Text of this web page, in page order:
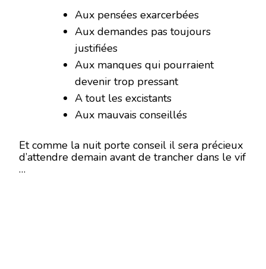
Aux pensées exarcerbées
Aux demandes pas toujours
justifiées
Aux manques qui pourraient
devenir trop pressant
A tout les excistants
Aux mauvais conseillés
Et comme la nuit porte conseil il sera précieux
d’attendre demain avant de trancher dans le vif
…